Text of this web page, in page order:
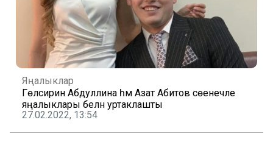
Яңалыклар
Гөлсирин Абдуллина һәм Азат Абитов сөенечле
яңалыклары белән уртаклашты
27.02.2022, 13:54